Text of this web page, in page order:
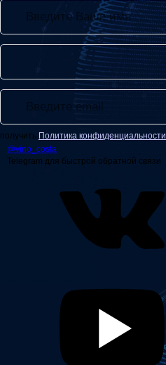
получить Политика конфиденциальности
@vino_costa
Telegram для быстрой обратной связи